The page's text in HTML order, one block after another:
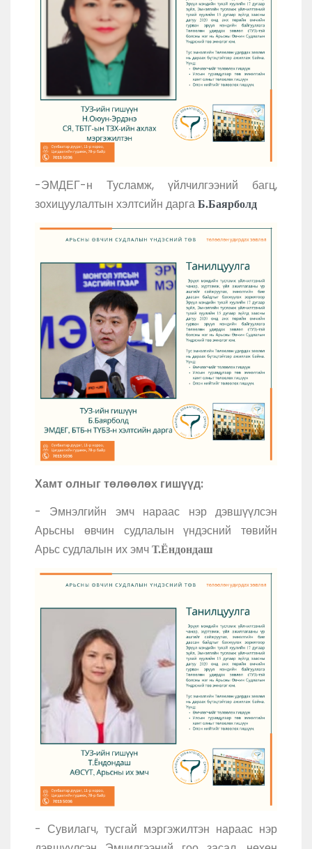
-ЭМДЕГ-н Тусламж, үйлчилгээний багц,
зохицуулалтын хэлтсийн дарга Б.Баярболд
Хамт олныг төлөөлөх гишүүд:
- Эмнэлгийн эмч нараас нэр дэвшүүлсэн
Арьсны өвчин судлалын үндэсний төвийн
Арьс судлалын их эмч Т.Ёндондаш
- Сувилагч, тусгай мэргэжилтэн нараас нэр